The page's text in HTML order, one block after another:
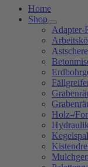
Home
Shop
Adapter-
Holz-/